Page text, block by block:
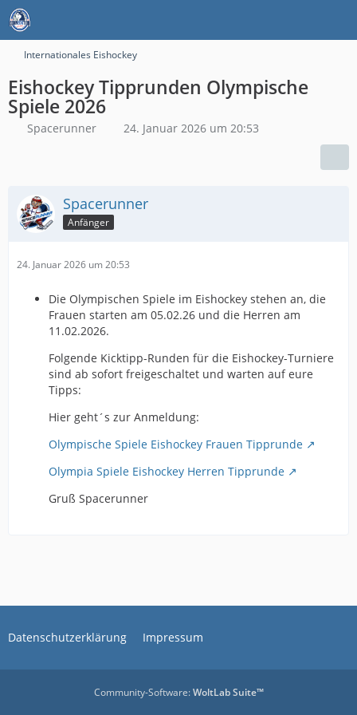
Internationales Eishockey
Eishockey Tipprunden Olympische
Spiele 2026
Spacerunner 24. Januar 2026 um 20:53
Spacerunner
Anfänger
24. Januar 2026 um 20:53
Die Olympischen Spiele im Eishockey stehen an, die
Frauen starten am 05.02.26 und die Herren am
11.02.2026.
Folgende Kicktipp-Runden für die Eishockey-Turniere
sind ab sofort freigeschaltet und warten auf eure
Tipps:
Hier geht´s zur Anmeldung:
Olympische Spiele Eishockey Frauen Tipprunde
Olympia Spiele Eishockey Herren Tipprunde
Gruß Spacerunner
Datenschutzerklärung Impressum
Community-Software:WoltLab Suite™